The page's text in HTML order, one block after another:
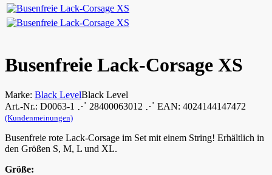
Busenfreie Lack-Corsage XS
Marke: Black LevelBlack Level
Art.-Nr.: D0063-1 ⋰ 28400063012 ⋰ EAN: 4024144147472
(Kundenmeinungen)
Busenfreie rote Lack-Corsage im Set mit einem String! Erhältlich in
den Größen S, M, L und XL.
Größe: